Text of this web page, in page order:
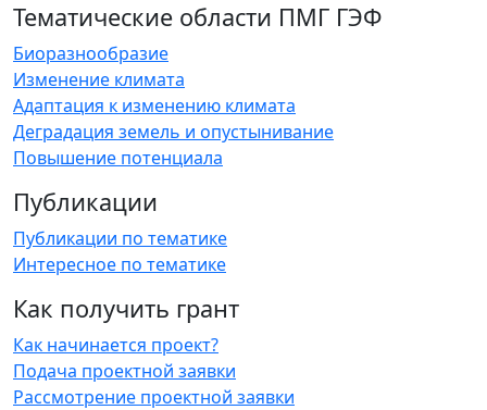
Тематические области ПМГ ГЭФ
Биоразнообразие
Изменение климата
Адаптация к изменению климата
Деградация земель и опустынивание
Повышение потенциала
Публикации
Публикации по тематике
Интересное по тематике
Как получить грант
Как начинается проект?
Подача проектной заявки
Рассмотрение проектной заявки